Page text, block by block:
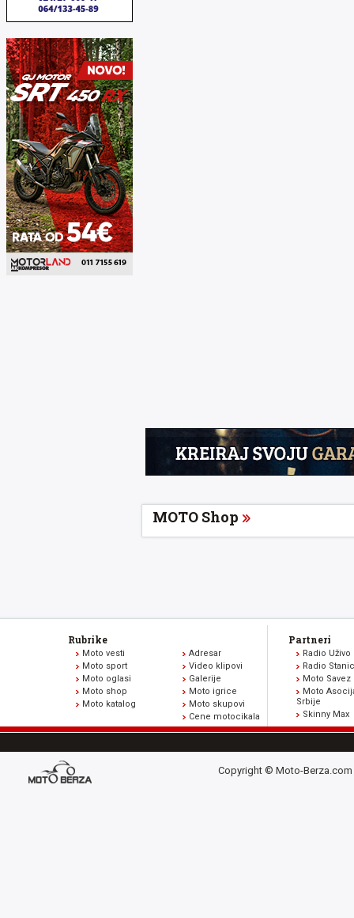
MOTO Shop
Rubrike
Moto vesti
Moto sport
Moto oglasi
Moto shop
Moto katalog
Adresar
Video klipovi
Galerije
Moto igrice
Moto skupovi
Cene motocikala
Partneri
Radio Uživo
Radio
Moto Savez
Moto
Srbije
Skinny Max
Copyright © Moto-Berza.com